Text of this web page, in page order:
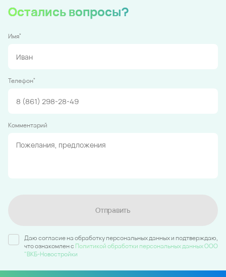
Остались вопросы?
Имя*
Телефон*
Комментарий
Отправить
Даю согласие на обработку персональных данных и подтверждаю,
что ознакомлен c Политикой обработки персональных данных ООО
"ВКБ-Новостройки